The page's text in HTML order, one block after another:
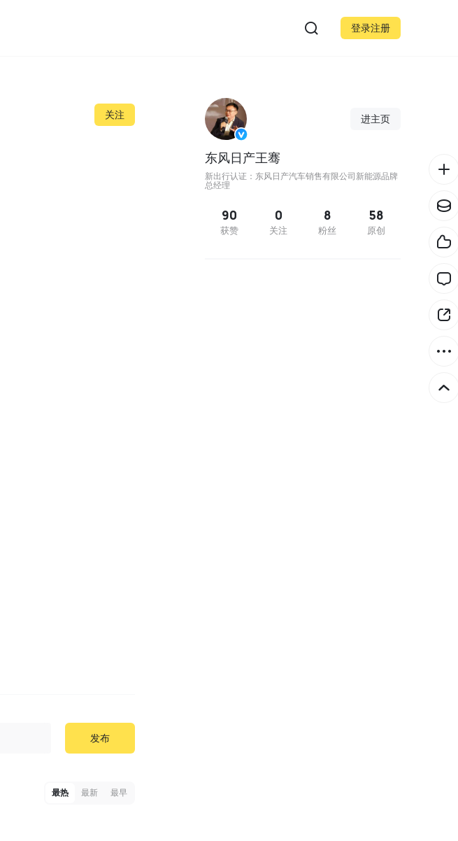
登录注册
关注
发布
最热 最新 最早
进主页
东风日产王骞
新出行认证：东风日产汽车销售有限公司新能源品牌
总经理
90
获赞
0
关注
8
粉丝
58
原创